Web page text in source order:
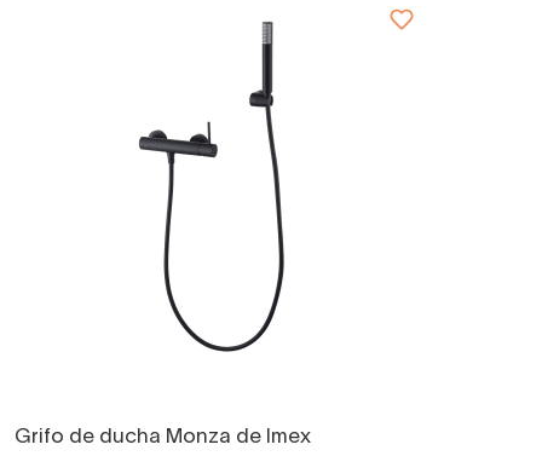
Grifo de ducha Monza de Imex